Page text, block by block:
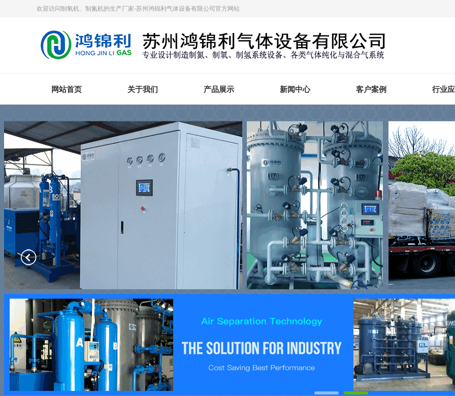
欢迎访问制氧机、制氮机的生产厂家-苏州鸿锦利气体设备有限公司官方网站
网站首页 关于我们 产品展示 新闻中心 客户案例 行业